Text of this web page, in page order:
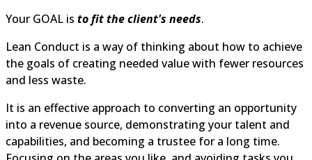
Your GOAL isto fit the client's needs
Lean Conduct is a way of thinking about how to
the goals of creating needed value with fewer
and less waste.
It is an effective approach to converting an opportunity
into a revenue source, demonstrating your talent and
capabilities, and becoming a trustee for a long time.